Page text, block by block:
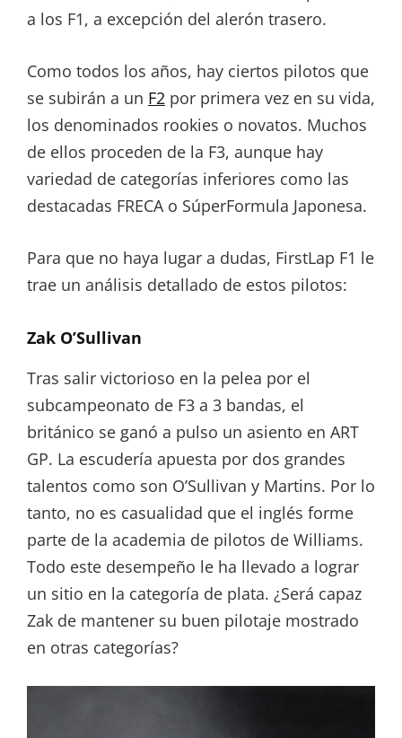
a los F1, a excepción del alerón trasero.
Como todos los años, hay ciertos pilotos que
se subirán a un F2 por primera vez en su vida,
los denominados rookies o novatos. Muchos
de ellos proceden de la F3, aunque hay
variedad de categorías inferiores como las
destacadas FRECA o SúperFormula Japonesa.
Para que no haya lugar a dudas, FirstLap F1 le
trae un análisis detallado de estos pilotos:
Zak O’Sullivan
Tras salir victorioso en la pelea por el
subcampeonato de F3 a 3 bandas, el
británico se ganó a pulso un asiento en ART
GP. La escudería apuesta por dos grandes
talentos como son O’Sullivan y Martins. Por lo
tanto, no es casualidad que el inglés forme
parte de la academia de pilotos de Williams.
Todo este desempeño le ha llevado a lograr
un sitio en la categoría de plata. ¿Será capaz
Zak de mantener su buen pilotaje mostrado
en otras categorías?